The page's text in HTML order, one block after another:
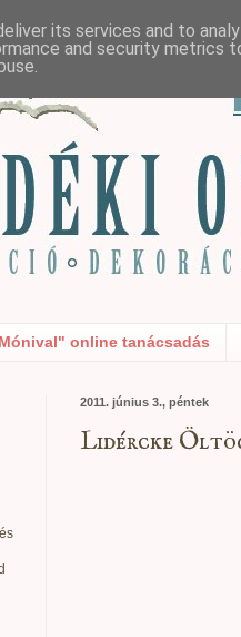
online tanácsadás
2011. június 3., péntek
Lidércke
its services and to
and security metrics